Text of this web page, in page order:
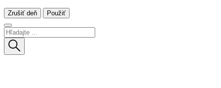
Zrušiť deň Použiť